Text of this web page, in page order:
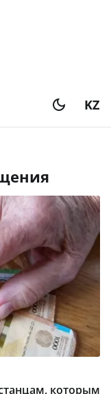
KZ
которым